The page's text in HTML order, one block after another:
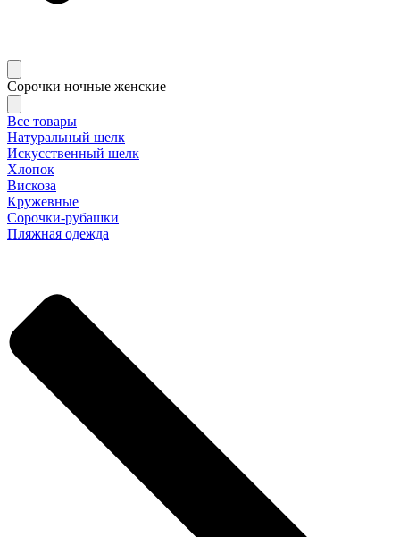
Сорочки ночные женские
Все товары
Натуральный шелк
Искусственный шелк
Хлопок
Вискоза
Кружевные
Сорочки-рубашки
Пляжная одежда